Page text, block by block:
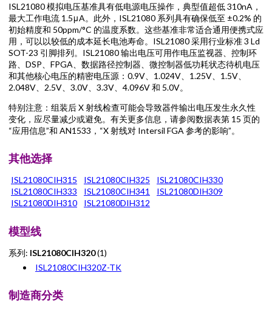
ISL21080 模拟电压基准具有低电源电压操作，典型值超低 310nA，
最大工作电流 1.5μA。此外，ISL21080 系列具有确保低至 ±0.2% 的
初始精度和 50ppm/°C 的温度系数。这些基准非常适合通用便携式应
用，可以以较低的成本延长电池寿命。ISL21080 采用行业标准 3 Ld
SOT-23 引脚排列。ISL21080 输出电压可用作电压监视器、控制环
路、DSP、FPGA、数据路径控制器、微控制器低功耗状态待机电压
和其他核心电压的精密电压源：0.9V、1.024V、1.25V、1.5V、
2.048V、2.5V、3.0V、3.3V、4.096V 和 5.0V。
特别注意：组装后 X 射线检查可能会导致器件输出电压发生永久性
变化，应尽量减少或避免。有关更多信息，请参阅数据表第 15 页的
“应用信息”和 AN1533，“X 射线对 Intersil FGA 参考的影响”。
其他选择
ISL21080CIH315 ISL21080CIH325
ISL21080CIH330
ISL21080CIH333
ISL21080CIH341
ISL21080DIH309
ISL21080DIH310
ISL21080DIH312
模型线
系列: ISL21080CIH320(1)
ISL21080CIH320Z-TK
制造商分类